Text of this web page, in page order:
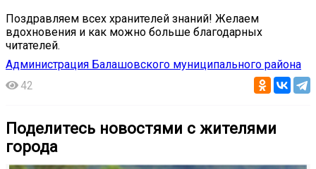
Поздравляем всех хранителей знаний! Желаем
вдохновения и как можно больше благодарных
читателей.
Администрация Балашовского муниципального района
42
Поделитесь новостями с жителями
города